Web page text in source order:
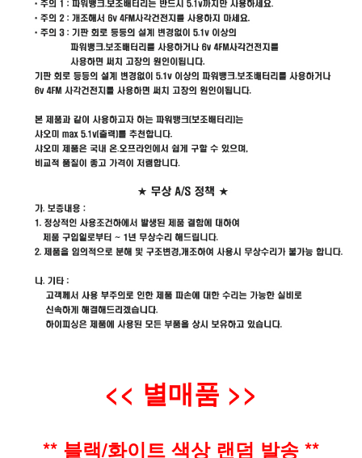
<< 별매품 >>
** 블랙/화이트 색상 랜덤 발송 **